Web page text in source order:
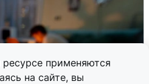
применяются
на сайте, вы